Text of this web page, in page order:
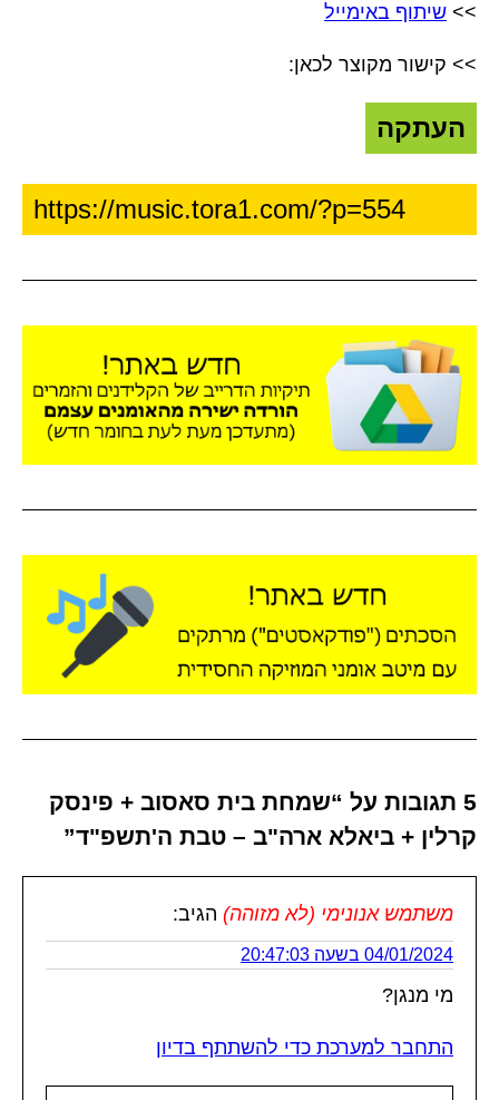
>> שיתוף באימייל
>> קישור מקוצר לכאן:
העתקה
5 תגובות על “שמחת בית סאסוב + פינסק
קרלין + ביאלא ארה"ב – טבת ה'תשפ"ד”
משתמש אנונימי (לא מזוהה) הגיב:
04/01/2024 בשעה 20:47:03
מי מנגן?
התחבר למערכת כדי להשתתף בדיון